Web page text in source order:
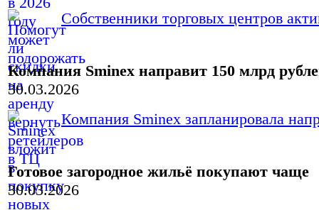
Собственники торговых центров
Компания Sminex направит 150 млрд
30.03.2026
Компания Sminex запланировала
Готовое загородное жильё покупают чаще
30.03.2026